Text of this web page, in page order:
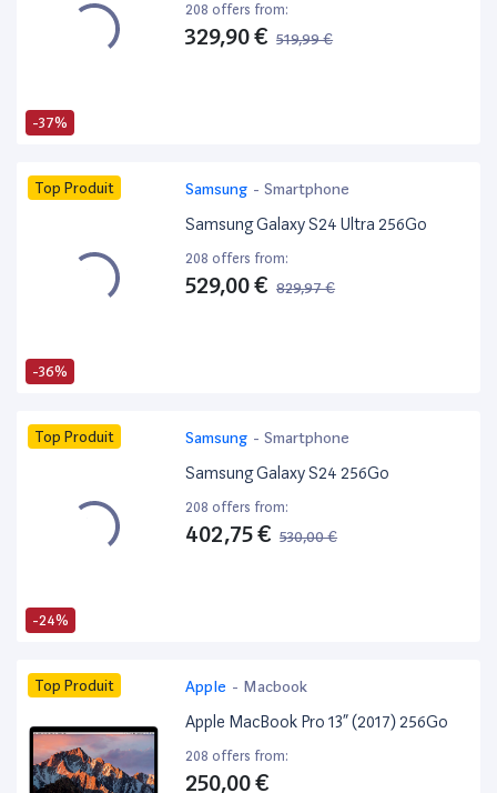
-37%
208 offers from:
329,90 € 519,99 €
-36%
Top Produit Samsung - Smartphone
Samsung Galaxy S24 Ultra 256Go
208 offers from:
529,00 € 829,97 €
-24%
Top Produit Samsung - Smartphone
Samsung Galaxy S24 256Go
208 offers from:
402,75 € 530,00 €
Top Produit Apple - Macbook
Apple MacBook Pro 13” (2017) 256Go
208 offers from:
250,00 €